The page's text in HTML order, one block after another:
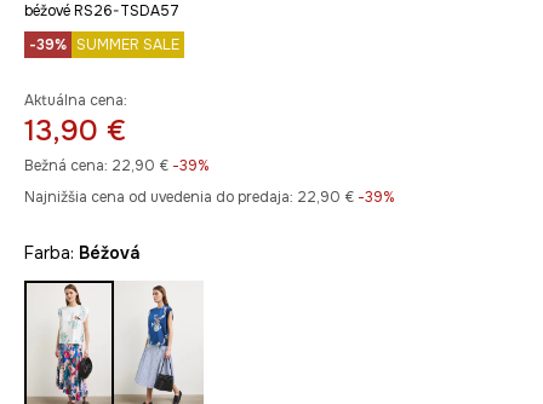
béžové RS26-TSDA57
-39% SUMMER SALE
Aktuálna cena:
13,90 €
Bežná cena: 22,90 € -39%
Najnižšia cena od uvedenia do predaja: 22,90 € -39%
Farba: béžová